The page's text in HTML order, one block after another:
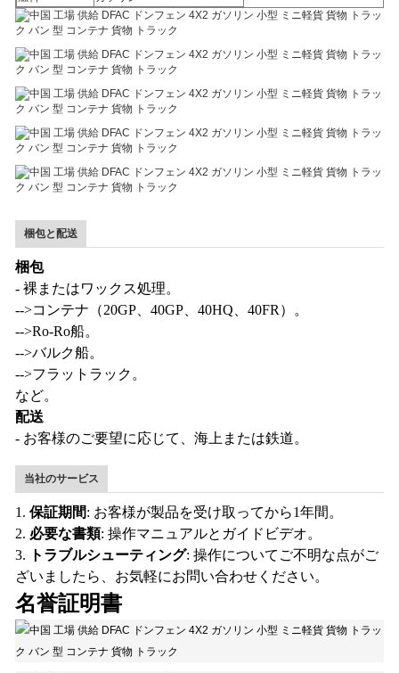
梱包と配送
梱包
- 裸またはワックス処理。
-->コンテナ（20GP、40GP、40HQ、40FR）。
-->Ro-Ro船。
-->バルク船。
-->フラットラック。
など。
配送
- お客様のご要望に応じて、海上または鉄道。
当社のサービス
1. 保証期間: お客様が製品を受け取ってから1年間。
2. 必要な書類: 操作マニュアルとガイドビデオ。
3.
トラブルシューティング: 操作についてご不明な点がご
ざいましたら、お気軽にお問い合わせください。
名誉証明書